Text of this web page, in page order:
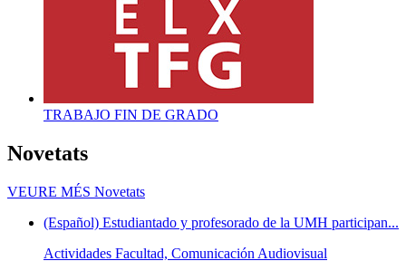
TRABAJO FIN DE GRADO
Novetats
VEURE MÉS Novetats
(Español) Estudiantado y profesorado de la UMH participan...
Actividades Facultad, Comunicación Audiovisual